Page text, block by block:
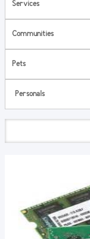
Services
Communities
Pets
Personals